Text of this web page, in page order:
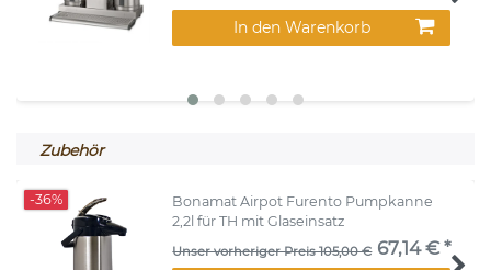
In den Warenkorb
Zubehör
-36%
Bonamat Airpot Furento Pumpkanne
2,2l für TH mit Glaseinsatz
Unser vorheriger Preis 105,00 € 67,14 € *